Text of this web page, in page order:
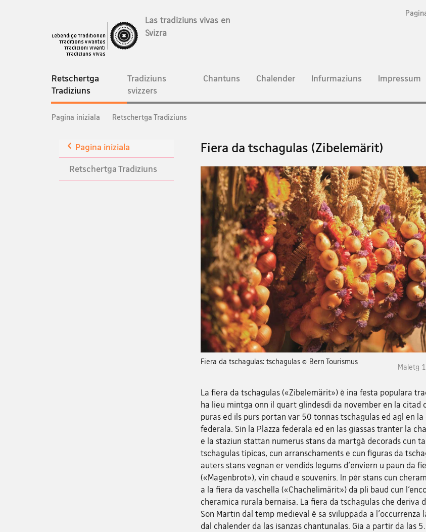
Las tradiziuns vivas en
Svizra
Hauptnavigation
Retschertga
Tradiziunscurrent
page
Tradiziuns
svizzers
Chantuns Chalender Infurmaziuns Impressum
Breadcrumb
Pagina iniziala Retschertga Tradiziuns
Zurück
Pagina iniziala
Retschertga Tradiziuns
Fiera da tschagulas (Zibelemärit)
Fiera da tschagulas: tschagulas © Bern Tourismus
Maletg 1
La fiera da tschagulas («Zibelemärit») è ina festa populara
ha lieu mintga onn il quart glindesdi da november en la citad
puras ed ils purs portan var 50 tonnas tschagulas ed agl en
federala. Sin la Plazza federala ed en las giassas tranter la
e la staziun stattan numerus stans da martgà decorads cun
tschagulas tipicas, cun arranschaments e cun figuras da
auters stans vegnan er vendids legums d'enviern u paun da
(«Magenbrot»), vin chaud e souvenirs. In pèr stans cun
a la fiera da vaschella («Chachelimärit») da pli baud cun
cheramica rurala bernaisa. La fiera da tschagulas che deriva
Son Martin dal temp medieval è sa sviluppada a l'occurrenza
dal chalender da las isanzas chantunalas. Gia a partir da las